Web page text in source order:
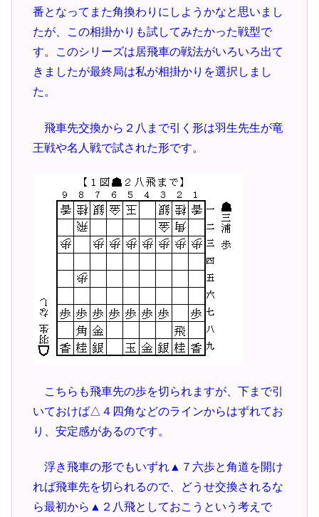
番となってまた角換わりにしようかなと思いまし
たが、この相掛かりも試してみたかった戦型で
す。このシリーズは居飛車の戦法がいろいろ出て
きましたが最終局は私が相掛かりを選択しまし
た。
飛車先交換から２八まで引く形は羽生先生が竜
王戦や名人戦で試された形です。
こちらも飛車先の歩を切られますが、下まで引
いておけば△４四角などのラインからはずれてお
り、安定感があるのです。
浮き飛車の形でもいずれ▲７六歩と角道を開け
れば飛車先を切られるので、どうせ交換されるな
ら最初から▲２八飛としておこうという考えで